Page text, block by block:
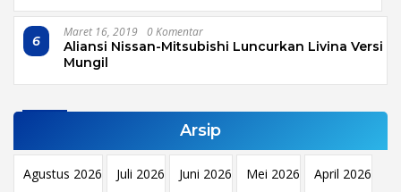
6
Maret 16, 2019 0 Komentar
Aliansi Nissan-Mitsubishi Luncurkan Livina Versi
Mungil
Arsip
Agustus 2026 Juli 2026 Juni 2026 Mei 2026 April 2026